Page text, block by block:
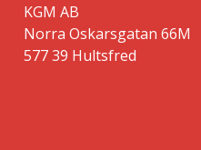
KGM AB
Norra Oskarsgatan 66M
577 39 Hultsfred